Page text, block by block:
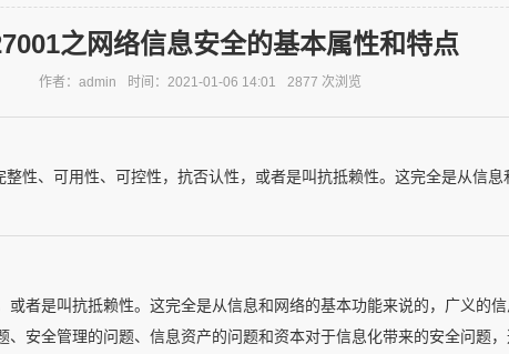
之网络信息安全的基本属性和特点
作者：admin 时间：2021-01-06 14:01 2877 次浏览
整性、可用性、可控性，抗否认性，或者是叫抗抵赖性。这完全是从信息
者是叫抗抵赖性。这完全是从信息和网络的基本功能来说的，广义的
安全管理的问题、信息资产的问题和资本对于信息化带来的安全问题